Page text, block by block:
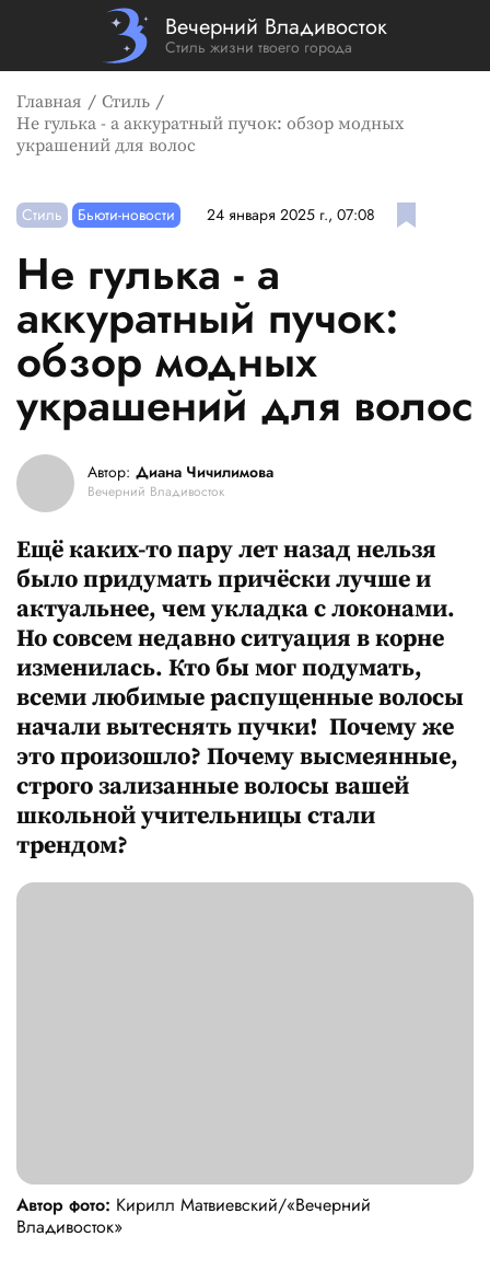
Вечерний Владивосток
Стиль жизни твоего города
Главная
Стиль
Не гулька - а аккуратный пучок: обзор модных
украшений для волос
Стиль Бьюти-новости 24 января 2025 г., 07:08
Не гулька - а
аккуратный пучок:
обзор модных
украшений для волос
Автор: Диана Чичилимова
Вечерний Владивосток
Ещё каких-то пару лет назад нельзя
было придумать причёски лучше и
актуальнее, чем укладка с локонами.
Но совсем недавно ситуация в корне
изменилась. Кто бы мог подумать,
всеми любимые распущенные волосы
начали вытеснять пучки! Почему же
это произошло? Почему высмеянные,
строго зализанные волосы вашей
школьной учительницы стали
трендом?
Автор фото: Кирилл Матвиевский/«Вечерний
Владивосток»